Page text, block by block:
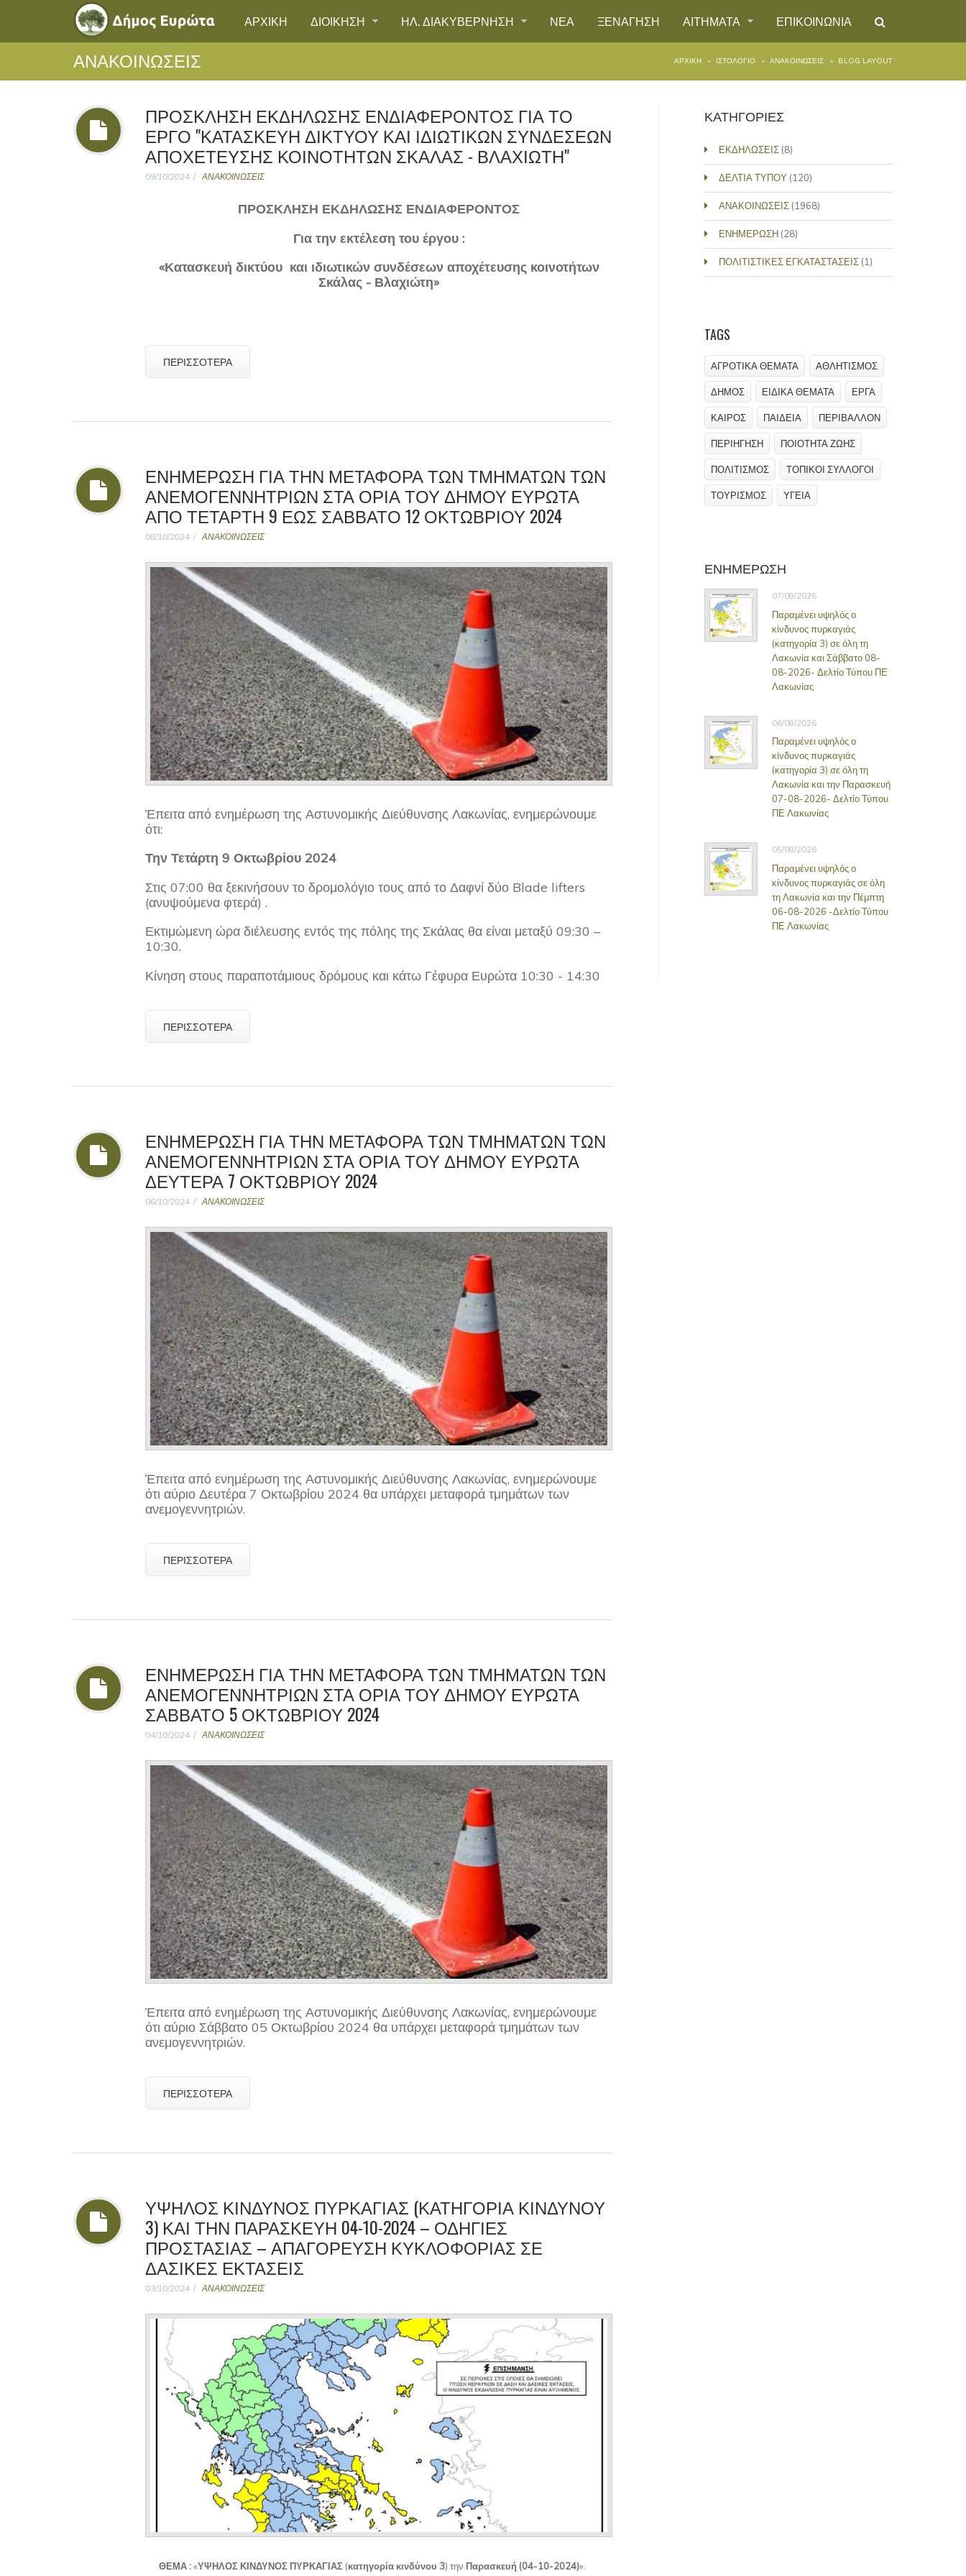
ΑΡΧΙΚΗ ΔΙΟΙΚΗΣΗ ΗΛ. ΔΙΑΚΥΒΕΡΝΗΣΗ ΝΕΑ ΞΕΝΑΓΗΣΗ ΑΙΤΗΜΑΤΑ ΕΠΙΚΟΙΝΩΝΙΑ
ΑΝΑΚΟΙΝΩΣΕΙΣ ΑΡΧΙΚΉ ΙΣΤΟΛΌΓΙΟ ΑΝΑΚΟΙΝΩΣΕΙΣ BLOG LAYOUT
ΠΡΟΣΚΛΗΣΗ ΕΚΔΗΛΩΣΗΣ ΕΝΔΙΑΦΕΡΟΝΤΟΣ ΓΙΑ ΤΟ
ΕΡΓΟ "ΚΑΤΑΣΚΕΥΗ ΔΙΚΤΥΟΥ ΚΑΙ ΙΔΙΩΤΙΚΩΝ ΣΥΝΔΕΣΕΩΝ
ΑΠΟΧΕΤΕΥΣΗΣ ΚΟΙΝΟΤΗΤΩΝ ΣΚΑΛΑΣ - ΒΛΑΧΙΩΤΗ"
09/10/2024 ΑΝΑΚΟΙΝΩΣΕΙΣ
ΠΡΟΣΚΛΗΣΗ ΕΚΔΗΛΩΣΗΣ ΕΝΔΙΑΦΕΡΟΝΤΟΣ
Για την εκτέλεση του έργου :
«Κατασκευή δικτύου και ιδιωτικών συνδέσεων αποχέτευσης κοινοτήτων
Σκάλας - Βλαχιώτη»
ΠΕΡΙΣΣΌΤΕΡΑ
ΕΝΗΜΕΡΩΣΗ ΓΙΑ ΤΗΝ ΜΕΤΑΦΟΡΑ ΤΩΝ ΤΜΗΜΑΤΩΝ ΤΩΝ
ΑΝΕΜΟΓΕΝΝΗΤΡΙΩΝ ΣΤΑ ΟΡΙΑ ΤΟΥ ΔΗΜΟΥ ΕΥΡΩΤΑ
ΑΠΟ ΤΕΤΑΡΤΗ 9 ΕΩΣ ΣΑΒΒΑΤΟ 12 ΟΚΤΩΒΡΙΟΥ 2024
08/10/2024 ΑΝΑΚΟΙΝΩΣΕΙΣ
Έπειτα από ενημέρωση της Αστυνομικής Διεύθυνσης Λακωνίας, ενημερώνουμε
ότι:
Την Τετάρτη 9 Οκτωβρίου 2024
Στις 07:00 θα ξεκινήσουν το δρομολόγιο τους από το Δαφνί δύο Blade lifters
(ανυψούμενα φτερά) .
Εκτιμώμενη ώρα διέλευσης εντός της πόλης της Σκάλας θα είναι μεταξύ 09:30 –
10:30.
Κίνηση στους παραποτάμιους δρόμους και κάτω Γέφυρα Ευρώτα 10:30 - 14:30
ΠΕΡΙΣΣΌΤΕΡΑ
ΕΝΗΜΕΡΩΣΗ ΓΙΑ ΤΗΝ ΜΕΤΑΦΟΡΑ ΤΩΝ ΤΜΗΜΑΤΩΝ ΤΩΝ
ΑΝΕΜΟΓΕΝΝΗΤΡΙΩΝ ΣΤΑ ΟΡΙΑ ΤΟΥ ΔΗΜΟΥ ΕΥΡΩΤΑ
ΔΕΥΤΕΡΑ 7 ΟΚΤΩΒΡΙΟΥ 2024
06/10/2024 ΑΝΑΚΟΙΝΩΣΕΙΣ
Έπειτα από ενημέρωση της Αστυνομικής Διεύθυνσης Λακωνίας, ενημερώνουμε
ότι αύριο Δευτέρα 7 Οκτωβρίου 2024 θα υπάρχει μεταφορά τμημάτων των
ανεμογεννητριών.
ΠΕΡΙΣΣΌΤΕΡΑ
ΕΝΗΜΕΡΩΣΗ ΓΙΑ ΤΗΝ ΜΕΤΑΦΟΡΑ ΤΩΝ ΤΜΗΜΑΤΩΝ ΤΩΝ
ΑΝΕΜΟΓΕΝΝΗΤΡΙΩΝ ΣΤΑ ΟΡΙΑ ΤΟΥ ΔΗΜΟΥ ΕΥΡΩΤΑ
ΣΑΒΒΑΤΟ 5 ΟΚΤΩΒΡΙΟΥ 2024
04/10/2024 ΑΝΑΚΟΙΝΩΣΕΙΣ
Έπειτα από ενημέρωση της Αστυνομικής Διεύθυνσης Λακωνίας, ενημερώνουμε
ότι αύριο Σάββατο 05 Οκτωβρίου 2024 θα υπάρχει μεταφορά τμημάτων των
ανεμογεννητριών.
ΠΕΡΙΣΣΌΤΕΡΑ
ΥΨΗΛΟΣ ΚΙΝΔΥΝΟΣ ΠΥΡΚΑΓΙΑΣ (ΚΑΤΗΓΟΡΊΑ ΚΙΝΔΎΝΟΥ
3) ΚΑΙ ΤΗΝ ΠΑΡΑΣΚΕΥΉ 04-10-2024 – ΟΔΗΓΊΕΣ
ΠΡΟΣΤΑΣΊΑΣ – ΑΠΑΓΌΡΕΥΣΗ ΚΥΚΛΟΦΟΡΊΑΣ ΣΕ
ΔΑΣΙΚΈΣ ΕΚΤΆΣΕΙΣ
03/10/2024 ΑΝΑΚΟΙΝΩΣΕΙΣ
ΘΕΜΑ :«ΥΨΗΛΟΣ ΚΙΝΔΥΝΟΣ ΠΥΡΚΑΓΙΑΣ(κατηγορία κινδύνου 3) την Παρασκευή (04-10-2024)».
ΚΑΤΗΓΟΡΙΕΣ
ΕΚΔΗΛΩΣΕΙΣ(8)
ΔΕΛΤΙΑ ΤΥΠΟΥ(120)
ΑΝΑΚΟΙΝΩΣΕΙΣ(1968)
ΕΝΗΜΕΡΩΣΗ(28)
ΠΟΛΙΤΙΣΤΙΚΕΣ ΕΓΚΑΤΑΣΤΑΣΕΙΣ(1)
TAGS
ΑΓΡΟΤΙΚΑ ΘΕΜΑΤΑ ΑΘΛΗΤΙΣΜΟΣ
ΔΗΜΟΣ ΕΙΔΙΚΑ ΘΕΜΑΤΑ ΕΡΓΑ
ΚΑΙΡΟΣ ΠΑΙΔΕΙΑ ΠΕΡΙΒΑΛΛΟΝ
ΠΕΡΙΗΓΗΣΗ ΠΟΙΟΤΗΤΑ ΖΩΗΣ
ΠΟΛΙΤΙΣΜΟΣ ΤΟΠΙΚΟΙ ΣΥΛΛΟΓΟΙ
ΤΟΥΡΙΣΜΟΣ ΥΓΕΙΑ
ΕΝΗΜΕΡΩΣΗ
07/08/2026
Παραμένει υψηλός ο
κίνδυνος πυρκαγιάς
(κατηγορία 3) σε όλη τη
Λακωνία και Σάββατο 08-
08-2026- Δελτίο Τύπου ΠΕ
Λακωνίας
06/08/2026
Παραμένει υψηλός ο
κίνδυνος πυρκαγιάς
(κατηγορία 3) σε όλη τη
Λακωνία και την Παρασκευή
07-08-2026- Δελτίο Τύπου
ΠΕ Λακωνίας
05/08/2026
Παραμένει υψηλός ο
κίνδυνος πυρκαγιάς σε όλη
τη Λακωνία και την Πέμπτη
06-08-2026 -Δελτίο Τύπου
ΠΕ Λακωνίας